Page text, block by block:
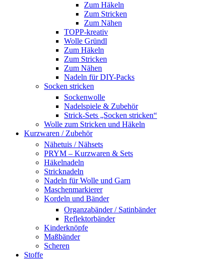
Zum Häkeln
Zum Stricken
Zum Nähen
TOPP-kreativ
Wolle Gründl
Zum Häkeln
Zum Stricken
Zum Nähen
Nadeln für DIY-Packs
Socken stricken
Sockenwolle
Nadelspiele & Zubehör
Strick-Sets „Socken stricken“
Wolle zum Stricken und Häkeln
Kurzwaren / Zubehör
Nähetuis / Nähsets
PRYM – Kurzwaren & Sets
Häkelnadeln
Stricknadeln
Nadeln für Wolle und Garn
Maschenmarkierer
Kordeln und Bänder
Organzabänder / Satinbänder
Reflektorbänder
Kinderknöpfe
Maßbänder
Scheren
Stoffe